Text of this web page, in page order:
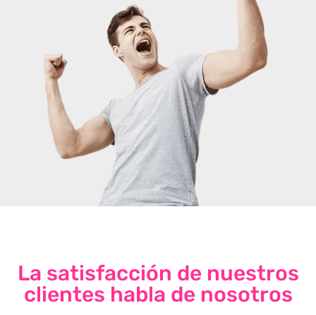
La satisfacción de nuestros
clientes habla de nosotros